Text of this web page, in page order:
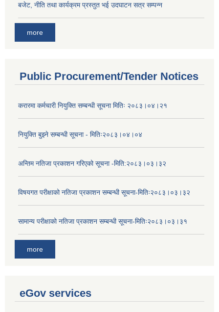
बजेट, नीति तथा कार्यक्रम प्रस्तुत भई उदघाटन सत्र सम्पन्न
more
Public Procurement/Tender Notices
करारमा कर्मचारी नियुक्ति सम्बन्धी सूचना मितिः २०८३।०४।२१
नियुक्ति बुझ्ने सम्बन्धी सूचना - मितिः२०८३।०४।०४
अन्तिम नतिजा प्रकाशन गरिएको सूचना -मिति:२०८३।०३।३२
विषयगत परीक्षाको नतिजा प्रकाशन सम्बन्धी सूचना-मितिः२०८३।०३।३२
सामान्य परीक्षाको नतिजा प्रकाशन सम्बन्धी सूचना-मितिः२०८३।०३।३१
more
eGov services